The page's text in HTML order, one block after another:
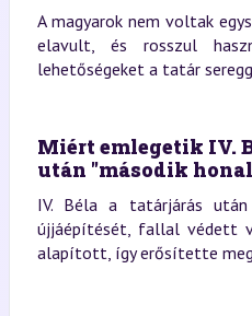
A magyarok nem voltak
elavult, és rosszul
lehetőségeket a tatár
Miért emlegetik IV.
után "második
IV. Béla a tatárjárás
újjáépítését, fallal védett
alapított, így erősítette